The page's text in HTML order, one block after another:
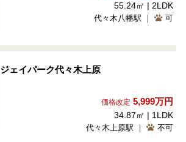
55.24㎡ | 2LDK
代々木八幡駅 ｜ 可
ジェイパーク代々木上原
価格改定 5,999万円
34.87㎡ | 1LDK
代々木上原駅 ｜ 不可